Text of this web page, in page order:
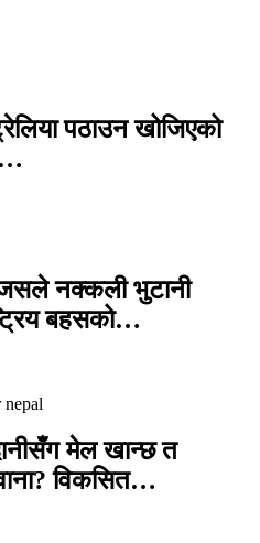
पठाउन खोजिएको
नक्कली भुटानी
बहसको…
मेल खान्छ त
विकसित…